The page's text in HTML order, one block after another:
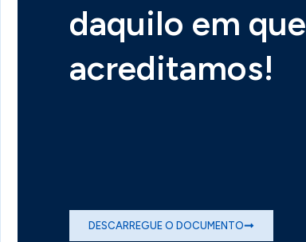
daquilo em que
acreditamos!
DESCARREGUE O DOCUMENTO